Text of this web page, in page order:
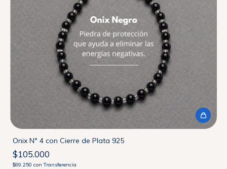
Onix N° 4 con Cierre de Plata 925
$105.000
$89.250 con Transferencia